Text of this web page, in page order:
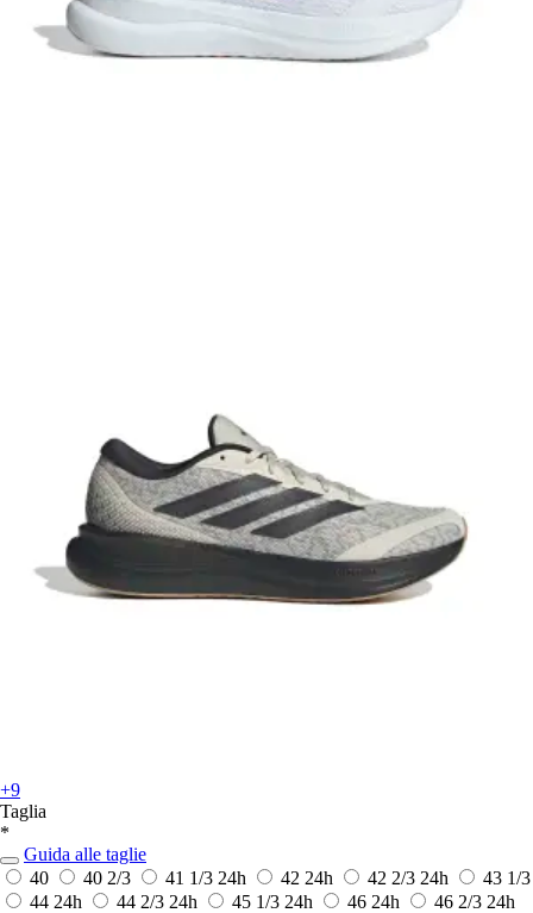
+9
Taglia
*
Guida alle taglie
40
40 2/3 41 1/3 24h 42 24h 42 2/3 24h
43 1/3
44 24h 44 2/3 24h 45 1/3 24h 46 24h 46 2/3 24h